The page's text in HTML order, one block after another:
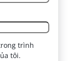
trình
tôi.